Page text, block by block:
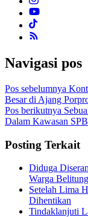
Navigasi pos
Pos sebelumnya
Besar di Ajang
Pos berikutnya
Dalam Kawasan
Posting Terkait
Diduga
Warga
Setelah Lima
Dihentikan
Tindaklanjuti